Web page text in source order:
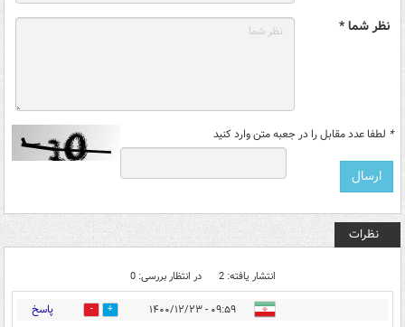
نظر شما *
* لطفا عدد مقابل را در جعبه متن وارد کنید
نظرات
انتشار یافته: 2 در انتظار بررسی: 0
۰۹:۵۹ - ۱۴۰۰/۱۲/۲۳ 2 پاسخ